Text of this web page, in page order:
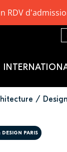
/
DESIGN PARIS
RDV